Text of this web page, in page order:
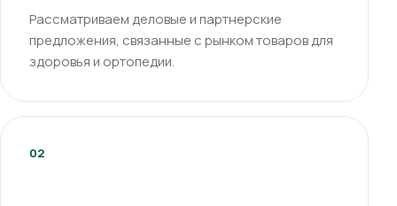
Рассматриваем деловые и партнерские
предложения, связанные с рынком товаров для
здоровья и ортопедии.
02